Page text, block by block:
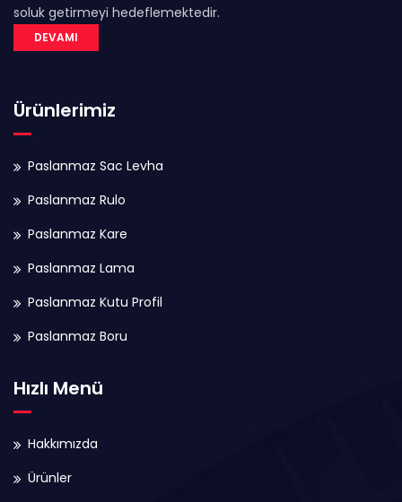
soluk getirmeyi hedeflemektedir.
DEVAMI
Ürünlerimiz
Paslanmaz Sac Levha
Paslanmaz Rulo
Paslanmaz Kare
Paslanmaz Lama
Paslanmaz Kutu Profil
Paslanmaz Boru
Hızlı Menü
Hakkımızda
Ürünler